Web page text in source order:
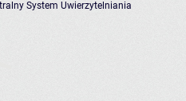
System Uwierzytelniania